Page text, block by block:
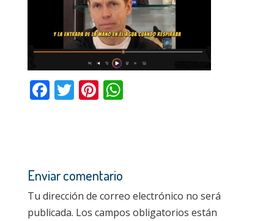
k
p
p
F
o
o
k
T Pi
st
W
p
p
Enviar comentario
Tu dirección de correo electrónico no será
publicada. Los campos obligatorios están